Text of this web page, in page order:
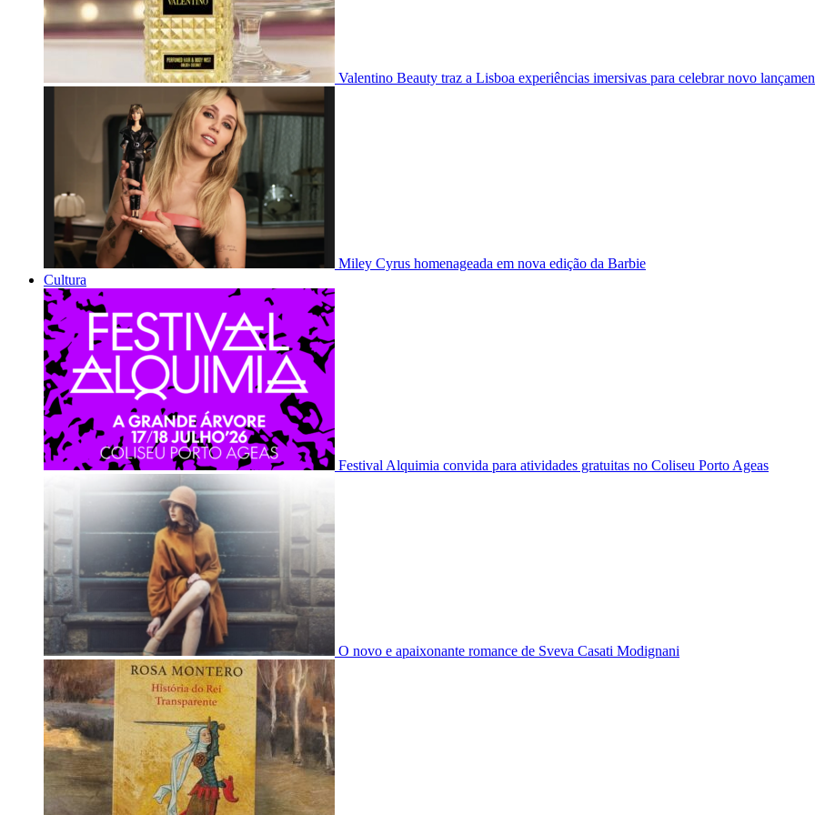
Valentino Beauty traz a Lisboa experiências imersivas para celebrar novo
Miley Cyrus homenageada em nova edição da Barbie
Cultura
Festival Alquimia convida para atividades gratuitas no Coliseu Porto Ageas
O novo e apaixonante romance de Sveva Casati Modignani